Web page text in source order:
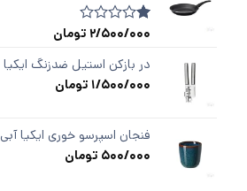
در
امتیازدهی
امتیازدهی
از
در
1
2/500/000 تومان
در بازکن استیل ضدزنگ ایکیا KONCIS
1/500/000 تومان
فنجان اسپرسو خوری ایکیا آبی GLADELIG
500/000 تومان